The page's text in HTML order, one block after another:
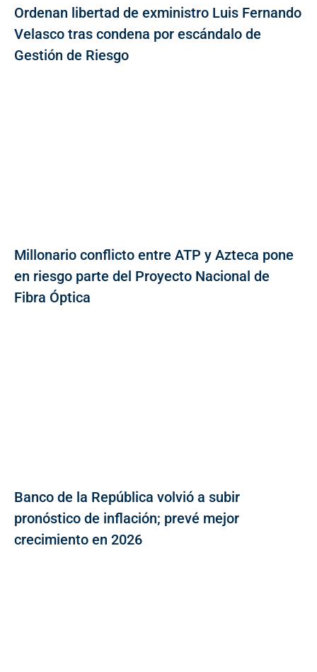
Ordenan libertad de exministro Luis Fernando
Velasco tras condena por escándalo de
Gestión de Riesgo
Millonario conflicto entre ATP y Azteca pone
en riesgo parte del Proyecto Nacional de
Fibra Óptica
Banco de la República volvió a subir
pronóstico de inflación; prevé mejor
crecimiento en 2026